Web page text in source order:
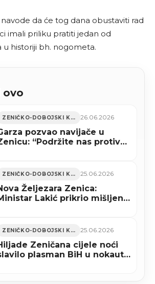
da će tog dana obustaviti rad
imali priliku pratiti jedan od
u historiji bh. nogometa.
ovo
ZENIČKO-DOBOJSKI KANTON 26.06.2026
pozvao navijače u
“Podržite nas protiv
ZENIČKO-DOBOJSKI KANTON 25.06.2026
Željezara Zenica:
Lakić prikrio mišljenje
ZENIČKO-DOBOJSKI KANTON 25.06.2026
Zeničana cijele noći
plasman BiH u nokaut-